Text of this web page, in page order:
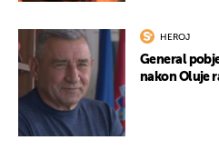
HEROJ
General
nakon Oluje